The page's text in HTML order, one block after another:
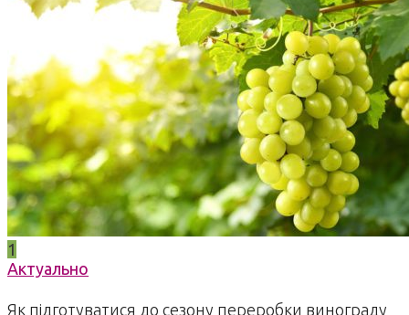
1
Актуально
Як підготуватися до сезону переробки винограду